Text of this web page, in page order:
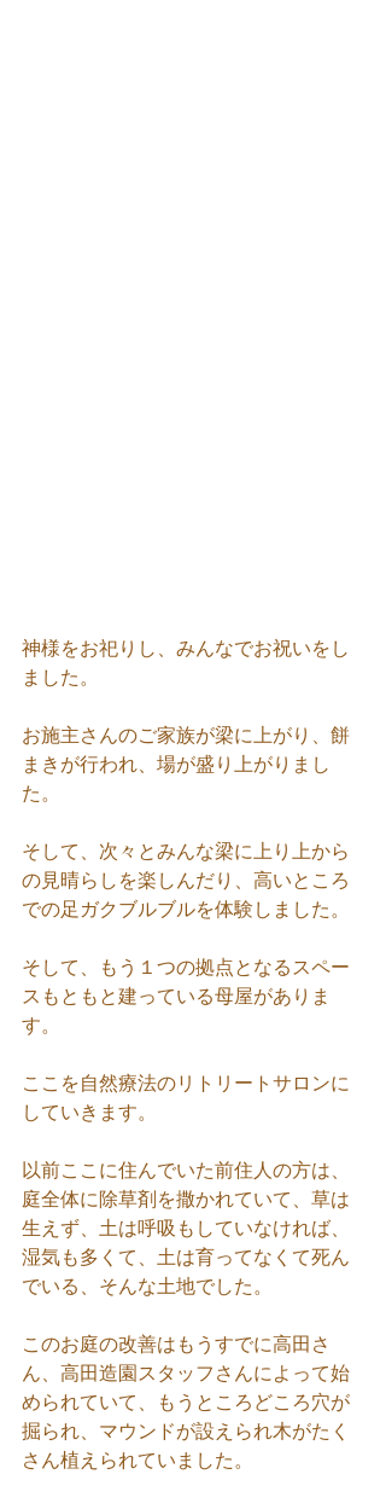
神様をお祀りし、みんなでお祝いをし
ました。
お施主さんのご家族が梁に上がり、餅
まきが行われ、場が盛り上がりまし
た。
そして、次々とみんな梁に上り上から
の見晴らしを楽しんだり、高いところ
での足ガクブルブルを体験しました。
そして、もう１つの拠点となるスペー
スもともと建っている母屋がありま
す。
ここを自然療法のリトリートサロンに
していきます。
以前ここに住んでいた前住人の方は、
庭全体に除草剤を撒かれていて、草は
生えず、土は呼吸もしていなければ、
湿気も多くて、土は育ってなくて死ん
でいる、そんな土地でした。
このお庭の改善はもうすでに高田さ
ん、高田造園スタッフさんによって始
められていて、もうところどころ穴が
掘られ、マウンドが設えられ木がたく
さん植えられていました。